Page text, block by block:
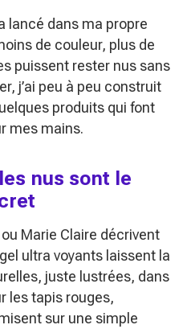
lancé dans ma propre
de couleur, plus de
puissent rester nus sans
j’ai peu à peu construit
produits qui font
mes mains.
nus sont le
ou Marie Claire décrivent
ultra voyants laissent la
juste lustrées, dans
les tapis rouges,
sur une simple